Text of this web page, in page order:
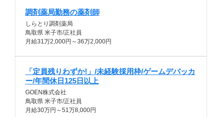
調剤薬局勤務の薬剤師
しらとり調剤薬局
鳥取県 米子市/正社員
月給31万2,000円～36万2,000円
「定員残りわずか!」/未経験採用枠/ゲームデバッカ
ー/年間休日125日以上
GOEN株式会社
鳥取県 米子市/正社員
月給30万円～51万8,000円